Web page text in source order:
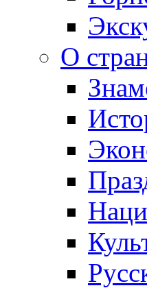
О